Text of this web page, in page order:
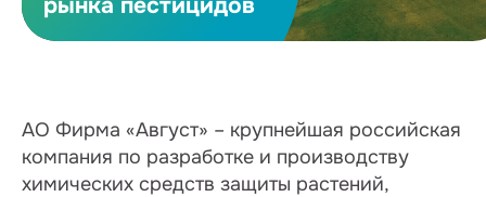
АО Фирма «Август» – крупнейшая российская
компания по разработке и производству
химических средств защиты растений,